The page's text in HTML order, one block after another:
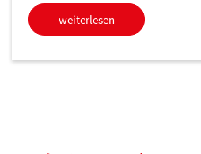
weiterlesen